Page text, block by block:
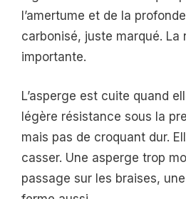
l’amertume et de la
carbonisé, juste marqué. La
importante.
L’asperge est cuite quand
légère résistance sous la
mais pas de croquant dur.
casser. Une asperge trop
passage sur les braises,